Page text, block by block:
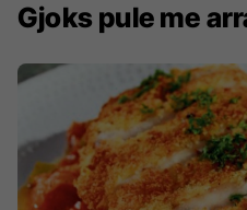
Gjoks pule me